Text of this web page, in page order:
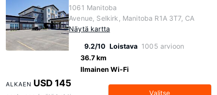
1061 Manitoba
Avenue, Selkirk, Manitoba R1A 3T7, CA
Näytä kartta
9.2/10 Loistava 1005 arvioon
36.7 km
Ilmainen Wi-Fi
ALKAEN USD 145
Valitse